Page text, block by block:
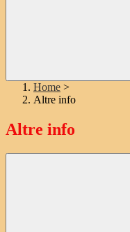
Home >
Altre info
Altre info